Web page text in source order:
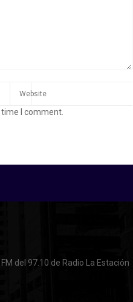
I comment.
del 97.10 de Radio La Estación